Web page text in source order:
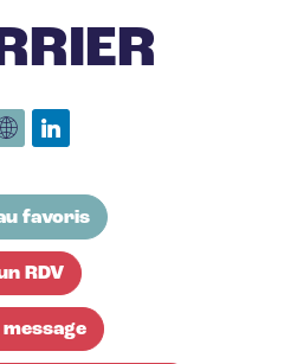
favoris
RDV